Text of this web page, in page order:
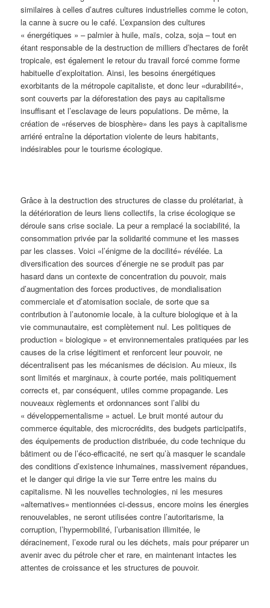
similaires à celles d’autres cultures industrielles comme le coton,
la canne à sucre ou le café. L’expansion des cultures
« énergétiques » – palmier à huile, maïs, colza, soja – tout en
étant responsable de la destruction de milliers d’hectares de forêt
tropicale, est également le retour du travail forcé comme forme
habituelle d’exploitation. Ainsi, les besoins énergétiques
exorbitants de la métropole capitaliste, et donc leur «durabilité»,
sont couverts par la déforestation des pays au capitalisme
insuffisant et l’esclavage de leurs populations. De même, la
création de «réserves de biosphère» dans les pays à capitalisme
arriéré entraîne la déportation violente de leurs habitants,
indésirables pour le tourisme écologique.
Grâce à la destruction des structures de classe du prolétariat, à
la détérioration de leurs liens collectifs, la crise écologique se
déroule sans crise sociale. La peur a remplacé la sociabilité, la
consommation privée par la solidarité commune et les masses
par les classes. Voici «l’énigme de la docilité» révélée. La
diversification des sources d’énergie ne se produit pas par
hasard dans un contexte de concentration du pouvoir, mais
d’augmentation des forces productives, de mondialisation
commerciale et d’atomisation sociale, de sorte que sa
contribution à l’autonomie locale, à la culture biologique et à la
vie communautaire, est complètement nul. Les politiques de
production « biologique » et environnementales pratiquées par les
causes de la crise légitiment et renforcent leur pouvoir, ne
décentralisent pas les mécanismes de décision. Au mieux, ils
sont limités et marginaux, à courte portée, mais politiquement
corrects et, par conséquent, utiles comme propagande. Les
nouveaux règlements et ordonnances sont l’alibi du
« développementalisme » actuel. Le bruit monté autour du
commerce équitable, des microcrédits, des budgets participatifs,
des équipements de production distribuée, du code technique du
bâtiment ou de l’éco-efficacité, ne sert qu’à masquer le scandale
des conditions d’existence inhumaines, massivement répandues,
et le danger qui dirige la vie sur Terre entre les mains du
capitalisme. Ni les nouvelles technologies, ni les mesures
«alternatives» mentionnées ci-dessus, encore moins les énergies
renouvelables, ne seront utilisées contre l’autoritarisme, la
corruption, l’hypermobilité, l’urbanisation illimitée, le
déracinement, l’exode rural ou les déchets, mais pour préparer un
avenir avec du pétrole cher et rare, en maintenant intactes les
attentes de croissance et les structures de pouvoir.